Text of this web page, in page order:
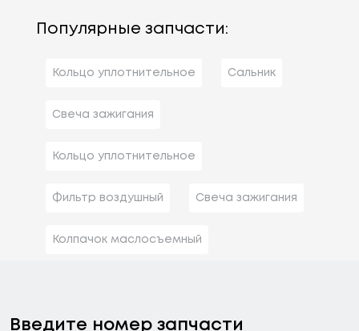
Популярные запчасти:
Кольцо уплотнительное Сальник
Свеча зажигания
Кольцо уплотнительное
Фильтр воздушный Свеча зажигания
Колпачок маслосъемный
Введите номер запчасти